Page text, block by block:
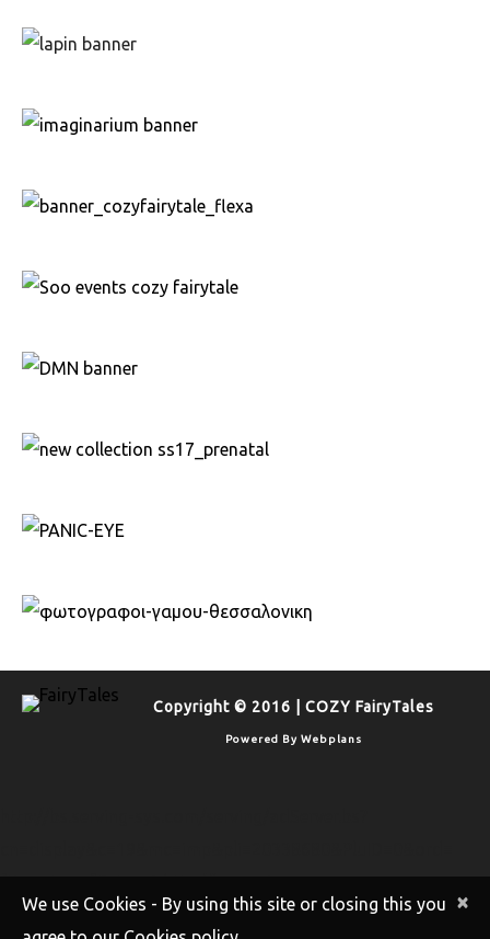
Copyright © 2016 | COZY FairyTales
Powered By Webplans
[timestamp]&rtu=-1 http://bs.serving-
sys.com/serving/adServer.bs?
×
We use Cookies - By using this site or closing this you